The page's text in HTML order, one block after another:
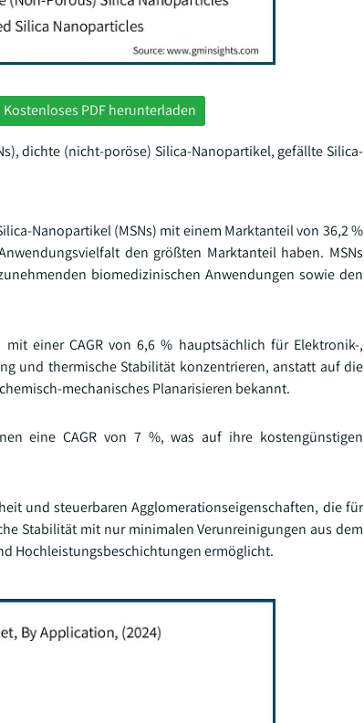
Kostenloses PDF herunterladen
dichte (nicht-poröse) Silica-Nanopartikel, gefällte Silica-
Nanopartikel (MSNs) mit einem Marktanteil von 36,2 %
den größten Marktanteil haben. MSNs
biomedizinischen Anwendungen sowie den
einer CAGR von 6,6 % hauptsächlich für Elektronik-,
und thermische Stabilität konzentrieren, anstatt auf die
mechanisches Planarisieren bekannt.
eine CAGR von 7 %, was auf ihre kostengünstigen
und steuerbaren Agglomerationseigenschaften, die für
Stabilität mit nur minimalen Verunreinigungen aus dem
Hochleistungsbeschichtungen ermöglicht.